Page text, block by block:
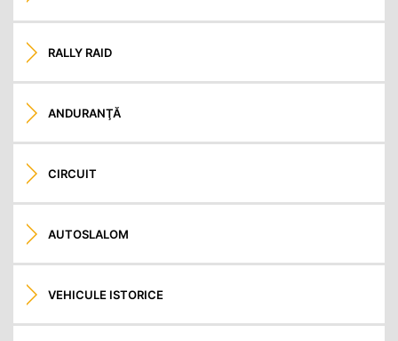
RALLY RAID
ANDURANŢĂ
CIRCUIT
AUTOSLALOM
VEHICULE ISTORICE